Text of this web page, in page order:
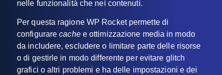
nelle funzionalità che nei contenuti.
Per questa ragione WP Rocket permette di
configurarecachee ottimizzazione media in modo
da includere, escludere o limitare parte delle risorse
o di gestirle in modo differente per evitare glitch
grafici o altri problemi e ha delle impostazioni e dei